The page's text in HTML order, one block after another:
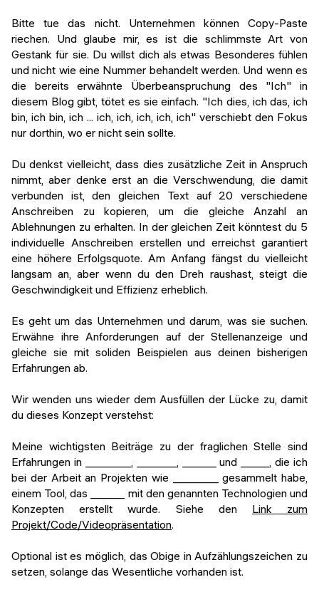
Bitte tue das nicht. Unternehmen können Copy-Paste
riechen. Und glaube mir, es ist die schlimmste Art von
Gestank für sie. Du willst dich als etwas Besonderes fühlen
und nicht wie eine Nummer behandelt werden. Und wenn es
die bereits erwähnte Überbeanspruchung des "Ich" in
diesem Blog gibt, tötet es sie einfach. "Ich dies, ich das, ich
bin, ich bin, ich ... ich, ich, ich, ich, ich" verschiebt den Fokus
nur dorthin, wo er nicht sein sollte.
Du denkst vielleicht, dass dies zusätzliche Zeit in Anspruch
nimmt, aber denke erst an die Verschwendung, die damit
verbunden ist, den gleichen Text auf 20 verschiedene
Anschreiben zu kopieren, um die gleiche Anzahl an
Ablehnungen zu erhalten. In der gleichen Zeit könntest du 5
individuelle Anschreiben erstellen und erreichst garantiert
eine höhere Erfolgsquote. Am Anfang fängst du vielleicht
langsam an, aber wenn du den Dreh raushast, steigt die
Geschwindigkeit und Effizienz erheblich.
Es geht um das Unternehmen und darum, was sie suchen.
Erwähne ihre Anforderungen auf der Stellenanzeige und
gleiche sie mit soliden Beispielen aus deinen bisherigen
Erfahrungen ab.
Wir wenden uns wieder dem Ausfüllen der Lücke zu, damit
du dieses Konzept verstehst:
Meine wichtigsten Beiträge zu der fraglichen Stelle sind
Erfahrungen in ________, _______, ______ und _____, die ich
bei der Arbeit an Projekten wie ________ gesammelt habe,
einem Tool, das ______ mit den genannten Technologien und
Konzepten erstellt wurde. Siehe den Link zum
Projekt/Code/Videopräsentation.
Optional ist es möglich, das Obige in Aufzählungszeichen zu
setzen, solange das Wesentliche vorhanden ist.